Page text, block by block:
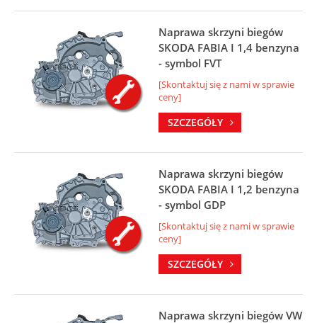
Naprawa skrzyni biegów
SKODA FABIA I 1,4 benzyna
- symbol FVT
[Skontaktuj się z nami w sprawie
ceny]
SZCZEGÓŁY
Naprawa skrzyni biegów
SKODA FABIA I 1,2 benzyna
- symbol GDP
[Skontaktuj się z nami w sprawie
ceny]
SZCZEGÓŁY
Naprawa skrzyni biegów VW